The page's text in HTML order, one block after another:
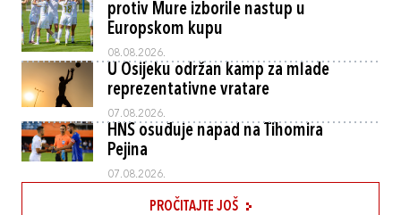
protiv Mure izborile nastup u
Europskom kupu
08.08.2026.
U Osijeku održan kamp za mlade
reprezentativne vratare
07.08.2026.
HNS osuđuje napad na Tihomira
Pejina
07.08.2026.
PROČITAJTE JOŠ